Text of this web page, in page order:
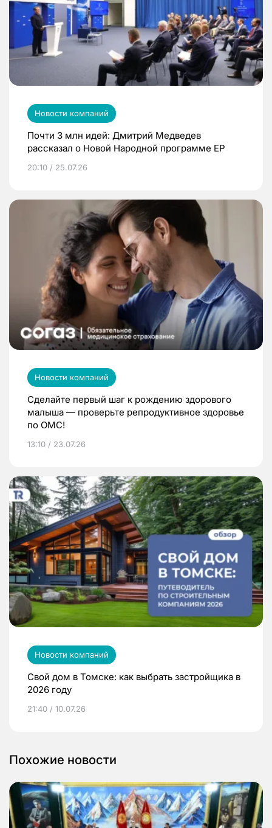
Новости компаний
Почти 3 млн идей: Дмитрий Медведев
рассказал о Новой Народной программе ЕР
20:10 / 25.07.26
Новости компаний
Сделайте первый шаг к рождению здорового
малыша — проверьте репродуктивное здоровье
по ОМС!
13:10 / 23.07.26
Новости компаний
Свой дом в Томске: как выбрать застройщика в
2026 году
21:40 / 10.07.26
Похожие новости